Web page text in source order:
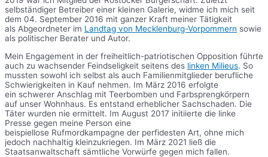
selbständiger Betreiber einer kleinen Galerie, widme ich mich seit
dem 04. September 2016 mit ganzer Kraft meiner Tätigkeit
als Abgeordneter im Landtag von Mecklenburg-Vorpommern sowie
als politischer Berater und Autor.
Mein Engagement in der freiheitlich-patriotischen Opposition führte
auch zu wachsender Feindseligkeit seitens des linken Milieus. So
mussten sowohl ich selbst als auch Familienmitglieder berufliche
Schwierigkeiten in Kauf nehmen. Im März 2016 erfolgte
ein schwerer Anschlag mit Teerbomben und Farbsprengkörpern
auf unser Wohnhaus. Es entstand erheblicher Sachschaden. Die
Täter wurden nie ermittelt. Im August 2017 initiierte die linke
Presse gegen meine Person eine
beispiellose Rufmordkampagne der perfidesten Art, ohne mich
jedoch nachhaltig kleinzukriegen. Im März 2021 ließ die
Staatsanwaltschaft sämtliche Vorwürfe gegen mich fallen.